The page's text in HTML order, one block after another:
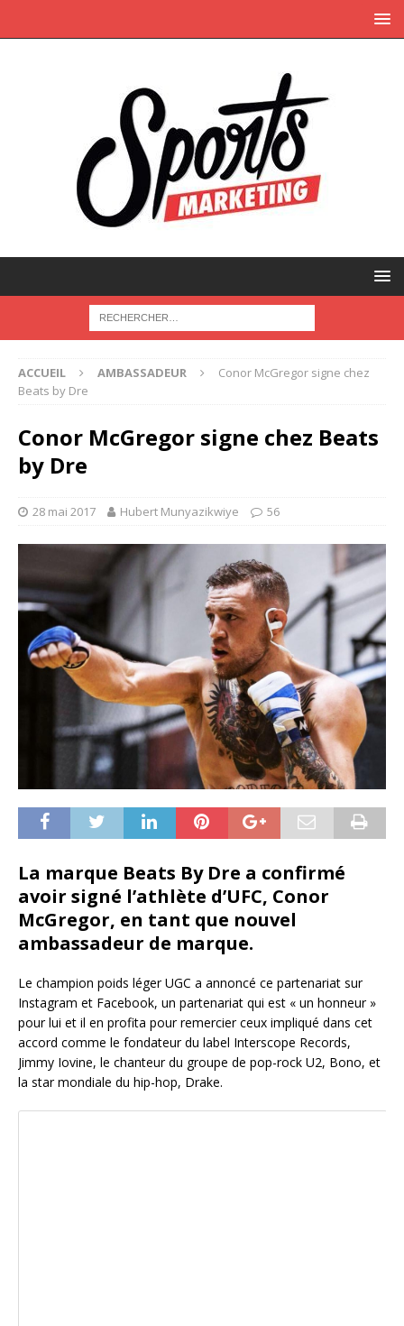
ACCUEIL AMBASSADEUR
Conor McGregor signe chez
Beats by Dre
Conor McGregor signe chez Beats
by Dre
28 mai 2017 Hubert Munyazikwiye 56
La marque Beats By Dre a confirmé
avoir signé l’athlète d’UFC, Conor
McGregor, en tant que nouvel
ambassadeur de marque.
Le champion poids léger UGC a annoncé ce partenariat sur
Instagram et Facebook, un partenariat qui est « un honneur »
pour lui et il en profita pour remercier ceux impliqué dans cet
accord comme le fondateur du label Interscope Records,
Jimmy Iovine, le chanteur du groupe de pop-rock U2, Bono, et
la star mondiale du hip-hop, Drake.